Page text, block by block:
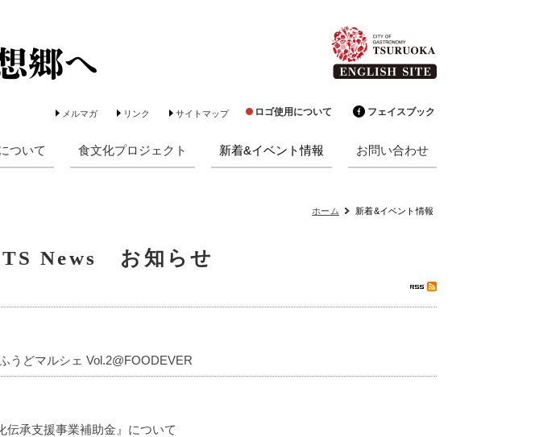
メルマガ リンク サイトマップ ロゴ使用について フェイスブック
ついて 食文化プロジェクト 新着&イベント情報 お問い合わせ
ホーム 新着&イベント情報
News お知らせ
うどマルシェ Vol.2@FOODEVER
伝承支援事業補助金』について